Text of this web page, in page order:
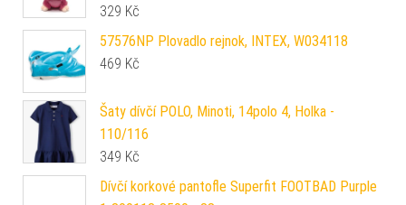
329 Kč
57576NP Plovadlo rejnok, INTEX, W034118
469 Kč
Šaty dívčí POLO, Minoti, 14polo 4, Holka -
110/116
349 Kč
Dívčí korkové pantofle Superfit FOOTBAD Purple